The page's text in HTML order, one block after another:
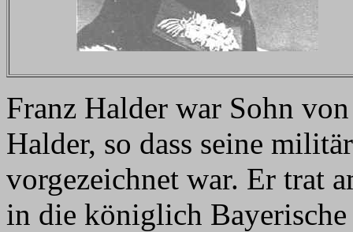
Franz Halder war Sohn
Halder, so dass seine
vorgezeichnet war. Er trat
in die königlich